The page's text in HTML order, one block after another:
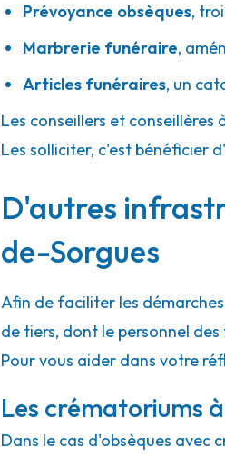
Prévoyance obsèques,
Marbrerie funéraire,
Articles funéraires, un
Les conseillers et
Les solliciter, c'est bénéficier
D'autres
de-Sorgues
Afin de faciliter les
de tiers, dont le personnel
Pour vous aider dans votre
Les crématoriums
Dans le cas d'obsèques avec